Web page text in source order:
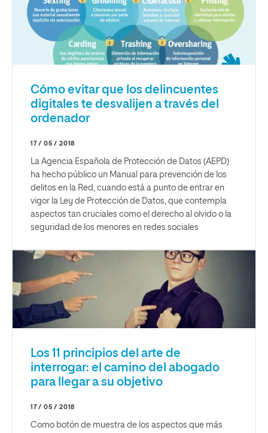
Cómo evitar que los delincuentes
digitales te desvalijen a través del
ordenador
17 / 05 / 2018
La Agencia Española de Protección de Datos (AEPD)
ha hecho público un Manual para prevención de los
delitos en la Red, cuando está a punto de entrar en
vigor la Ley de Protección de Datos, que contempla
aspectos tan cruciales como el derecho al olvido o la
seguridad de los menores en redes sociales
Los 11 principios del arte de
interrogar: el camino del abogado
para llegar a su objetivo
17 / 05 / 2018
Como botón de muestra de los aspectos que más